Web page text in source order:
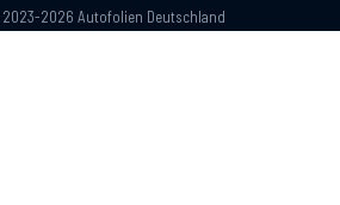
2026 Autofolien Deutschland